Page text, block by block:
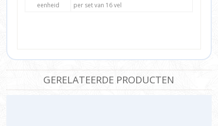
eenheid
per set van 16 vel
GERELATEERDE PRODUCTEN